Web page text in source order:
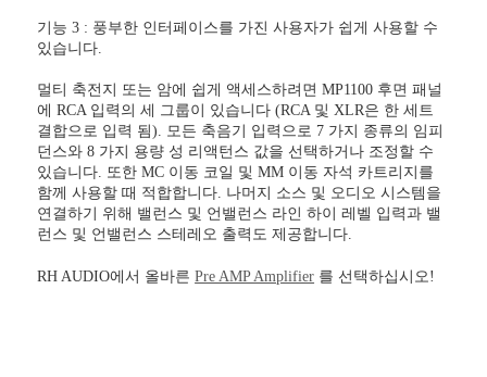
기능 3 : 풍부한 인터페이스를 가진 사용자가 쉽게 사용할 수
있습니다.
멀티 축전지 또는 암에 쉽게 액세스하려면 MP1100 후면 패널
에 RCA 입력의 세 그룹이 있습니다 (RCA 및 XLR은 한 세트
결합으로 입력 됨). 모든 축음기 입력으로 7 가지 종류의 임피
던스와 8 가지 용량 성 리액턴스 값을 선택하거나 조정할 수
있습니다. 또한 MC 이동 코일 및 MM 이동 자석 카트리지를
함께 사용할 때 적합합니다. 나머지 소스 및 오디오 시스템을
연결하기 위해 밸런스 및 언밸런스 라인 하이 레벨 입력과 밸
런스 및 언밸런스 스테레오 출력도 제공합니다.
RH AUDIO에서 올바른Pre AMP Amplifier 를 선택하십시오!